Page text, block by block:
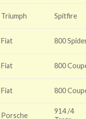
Triumph Spitfire
Fiat 800
Fiat 800
Fiat 800
Porsche
914 /4